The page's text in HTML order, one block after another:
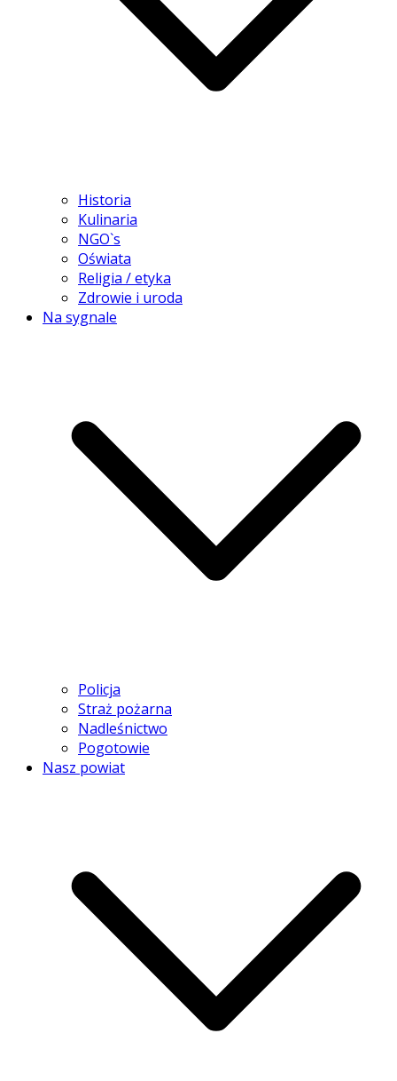
Historia
Kulinaria
NGO`s
Oświata
Religia / etyka
Zdrowie i uroda
Na sygnale
Policja
Straż pożarna
Nadleśnictwo
Pogotowie
Nasz powiat